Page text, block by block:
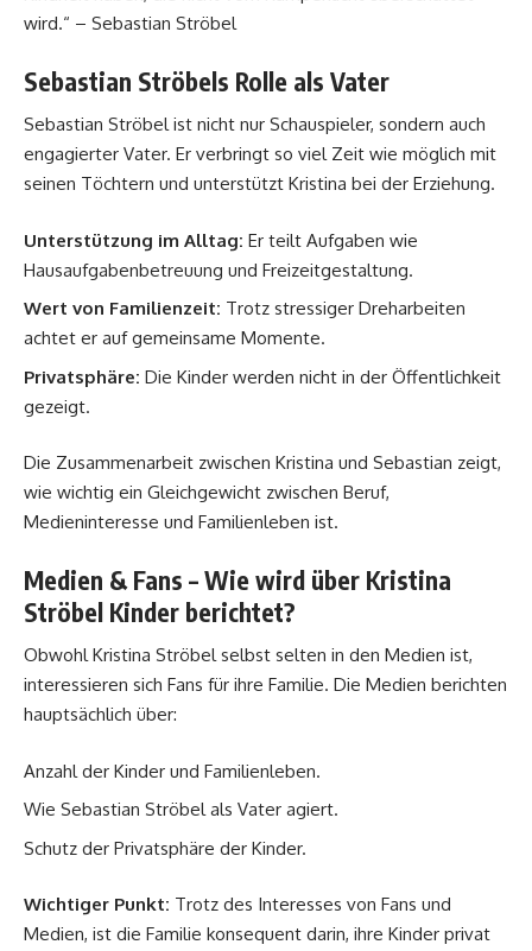
wird.“ – Sebastian Ströbel
Sebastian Ströbels Rolle als Vater
Sebastian Ströbel ist nicht nur Schauspieler, sondern auch
engagierter Vater. Er verbringt so viel Zeit wie möglich mit
seinen Töchtern und unterstützt Kristina bei der Erziehung.
Unterstützung im Alltag: Er teilt Aufgaben wie
Hausaufgabenbetreuung und Freizeitgestaltung.
Wert von Familienzeit: Trotz stressiger Dreharbeiten
achtet er auf gemeinsame Momente.
Privatsphäre: Die Kinder werden nicht in der Öffentlichkeit
gezeigt.
Die Zusammenarbeit zwischen Kristina und Sebastian zeigt,
wie wichtig ein Gleichgewicht zwischen Beruf,
Medieninteresse und Familienleben ist.
Medien & Fans – Wie wird über Kristina
Ströbel Kinder berichtet?
Obwohl Kristina Ströbel selbst selten in den Medien ist,
interessieren sich Fans für ihre Familie. Die Medien berichten
hauptsächlich über:
Anzahl der Kinder und Familienleben.
Wie Sebastian Ströbel als Vater agiert.
Schutz der Privatsphäre der Kinder.
Wichtiger Punkt: Trotz des Interesses von Fans und
Medien, ist die Familie konsequent darin, ihre Kinder privat